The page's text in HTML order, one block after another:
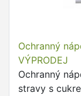
Ochranný
VÝPRODEJ
Ochranný
stravy s